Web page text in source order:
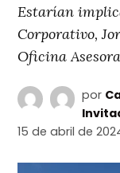
Estarían
Corporativo,
Oficina
por
15 de abril de